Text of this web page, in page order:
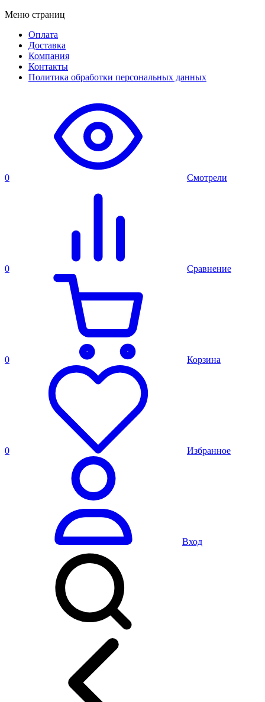
Меню страниц
Оплата
Доставка
Компания
Контакты
Политика обработки персональных данных
0 Смотрели
0 Сравнение
0 Корзина
0 Избранное
Вход